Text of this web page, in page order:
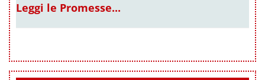
Leggi le Promesse...